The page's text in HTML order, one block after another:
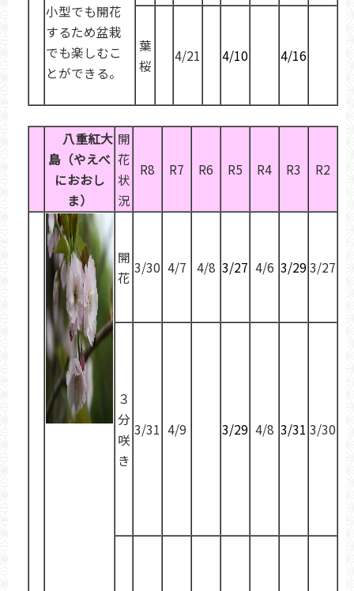
小型でも開花
するため盆栽
でも楽しむこ
とができる。
葉
桜
4/21 4/10 4/16
八重紅大
島 （やえべ
におおし
ま）
開
花
状
況
R8 R7 R6 R5 R4 R3 R2
開
花
3/30 4/7 4/8 3/27 4/6 3/293/27
３
分
咲
き
3/31 4/9 3/29 4/8 3/31 3/30